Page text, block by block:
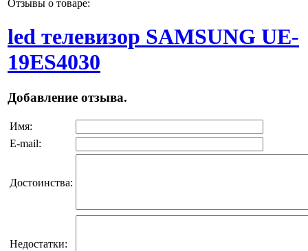
Отзывы о товаре:
led телевизор SAMSUNG UE-
19ES4030
Добавление отзыва.
Имя:
E-mail:
Достоинства:
Недостатки: